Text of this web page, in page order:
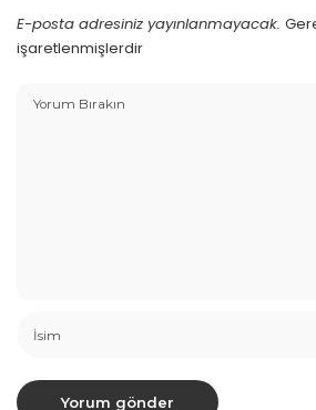
E-posta adresiniz yayınlanmayacak.
işaretlenmişlerdir